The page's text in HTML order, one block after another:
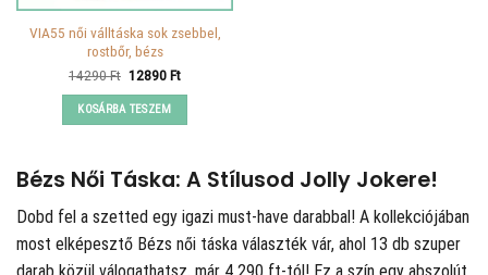
VIA55 női válltáska sok zsebbel,
rostbőr, bézs
14290Ft Original
was:
14290 Ft.
12890FtCurrent
KOSÁRBA TESZEM
Bézs Női Táska: A Stílusod Jolly Jokere!
Dobd fel a szetted egy igazi must-have darabbal! A kollekciójában
most elképesztő Bézs női táska választék vár, ahol 13 db szuper